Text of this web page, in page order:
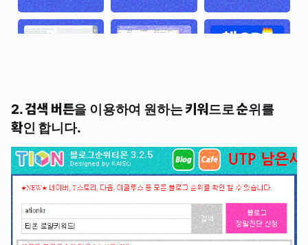
2. 검색 버튼을 이용하여 원하는 키워드로 순위를
확인 합니다.